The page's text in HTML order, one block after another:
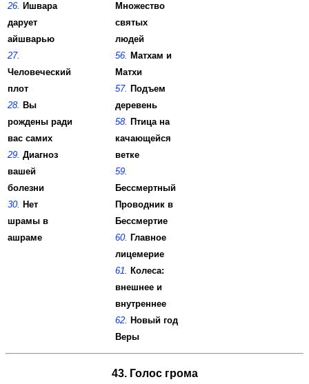
26. Ишвара
дарует
айшварью
27.
Человеческий
плот
28. Вы
рождены ради
вас самих
29. Диагноз
вашей
болезни
30. Нет
шрамы в
ашраме
Множество
святых
людей
56. Матхам и
Матхи
57. Подъем
деревень
58. Птица на
качающейся
ветке
59.
Бессмертный
Проводник в
Бессмертие
60. Главное
лицемерие
61. Колеса:
внешнее и
внутреннее
62. Новый год
Веры
43. Голос грома